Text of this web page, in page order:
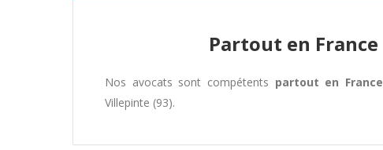
Partout en France
Nos avocats sont compétents partout en France
Villepinte (93).